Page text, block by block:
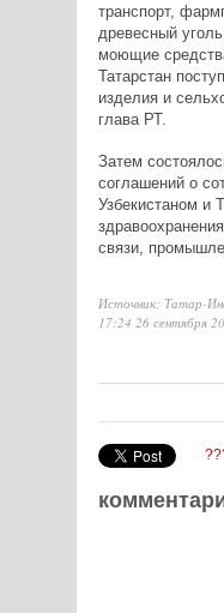
транспорт,
древесный
моющие
Татарстан
изделия и
глава РТ.
Затем
соглашений о
Узбекистаном и
связи,
Источник: Татар-
17:24 26 сентября